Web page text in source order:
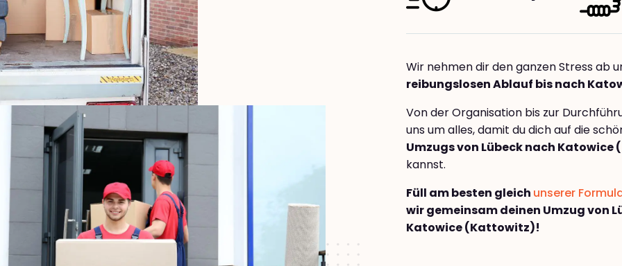
Wir nehmen dir den ganzen Stress ab
reibungslosen Ablauf bis nach
Von der Organisation bis zur
uns um alles, damit du dich auf die
Umzugs von Lübeck nach
kannst.
Füll am besten gleich unserer
wir gemeinsam deinen Umzug von
Katowice (Kattowitz)!